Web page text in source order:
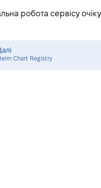
робота сервісу
Chart Registry